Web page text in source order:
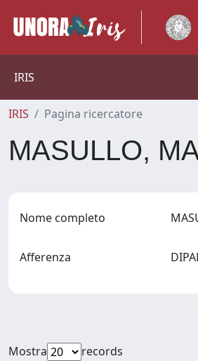
IRIS
IRIS Pagina ricercatore
MASULLO,
Nome completo
Afferenza
Mostra
records